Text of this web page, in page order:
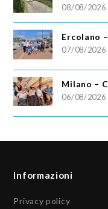
08/08/2026
Ercolano
07/08/2026
Milano –
06/08/2026
Informazioni
Privacy policy